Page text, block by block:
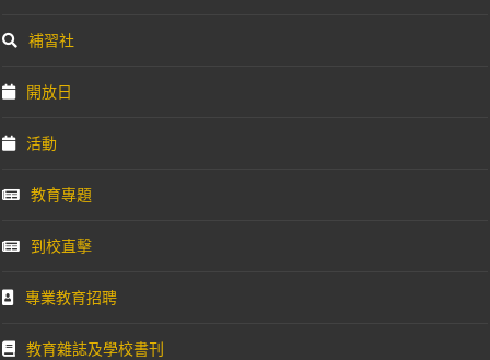
補習社
開放日
活動
教育專題
到校直擊
專業教育招聘
教育雜誌及學校書刊